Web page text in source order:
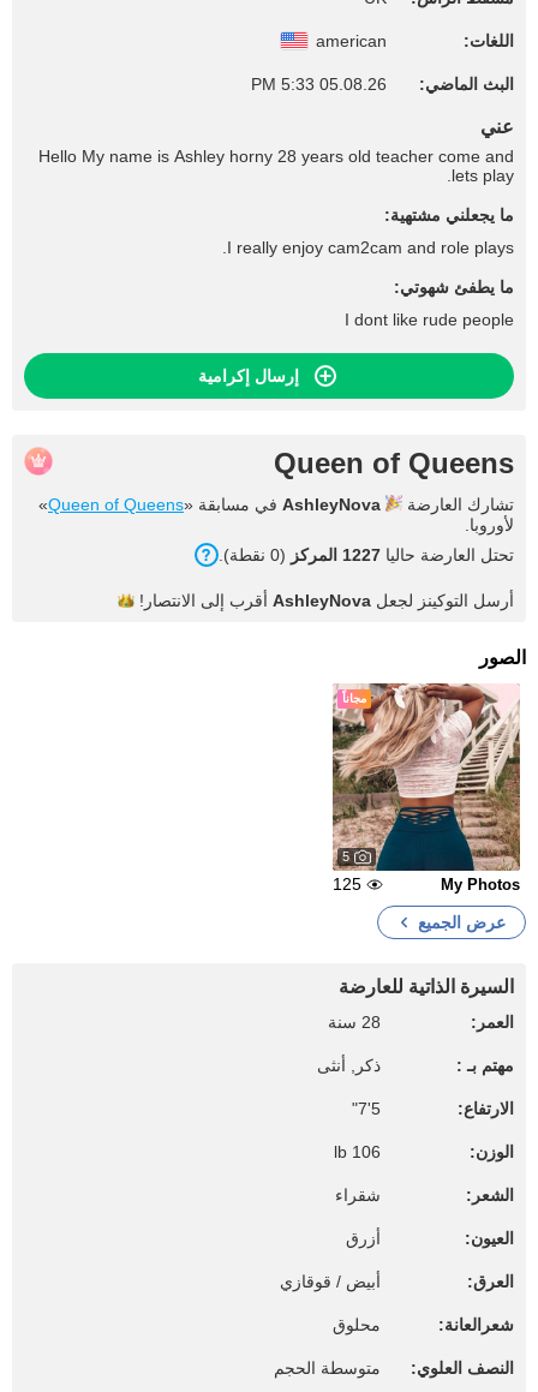
اللغات: american
البث الماضي: 05.08.26 5:33 PM
عني
Hello My name is Ashley horny 28 years old teacher come and
lets play.
ما يجعلني مشتهية:
I really enjoy cam2cam and role plays.
ما يطفئ شهوتي:
I dont like rude people
إرسال إكرامية
Queen of Queens
تشارك العارضة AshleyNova في مسابقة «Queen of Queens
»
لأوروبا.
تحتل العارضة حاليا 1227 المركز (0 نقطة).
أرسل التوكينز لجعل AshleyNova أقرب إلى الانتصار!
الصور
مجاناً
5
My Photos
125
عرض الجميع
السيرة الذاتية للعارضة
العمر: 28 سنة
مهتم بـ : ذكر, أنثى
الارتفاع: 5'7"
الوزن: 106 lb
الشعر: شقراء
العيون: أزرق
العرق: أبيض / قوقازي
شعرالعانة: محلوق
النصف العلوي: متوسطة الحجم